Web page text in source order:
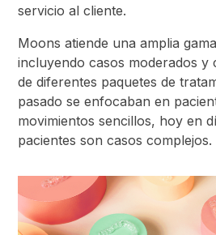
servicio al cliente.
Moons atiende una amplia
incluyendo casos moderados y
de diferentes paquetes de
pasado se enfocaban en
movimientos sencillos, hoy en
pacientes son casos complejos.